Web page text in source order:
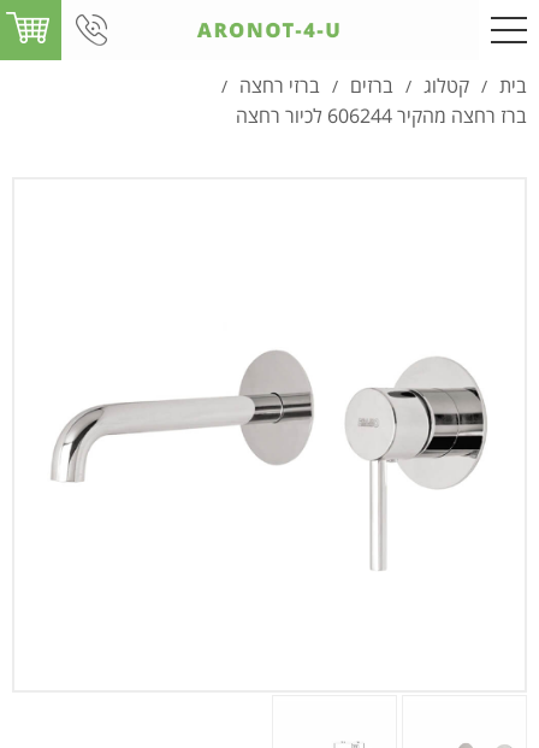
בית / קטלוג / ברזים / ברזי רחצה /
ברז רחצה מהקיר 606244 לכיור רחצה